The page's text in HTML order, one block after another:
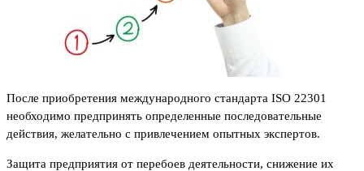
После приобретения международного стандарта ISO 22301
необходимо предпринять определенные последовательные
действия, желательно с привлечением опытных экспертов.
Защита предприятия от перебоев деятельности, снижение их